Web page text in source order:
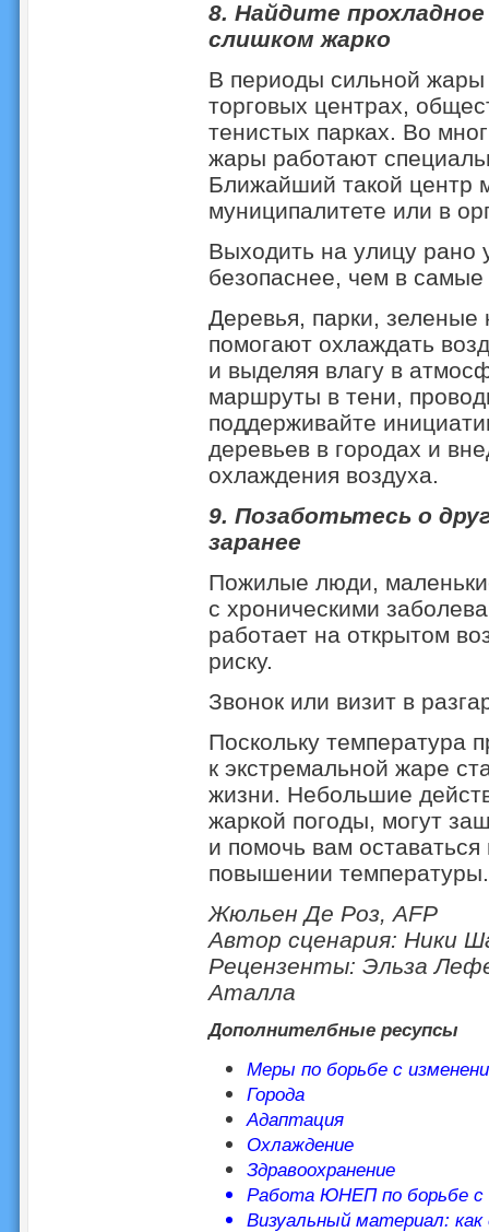
8. Найдите
слишком жарко
В периоды сильной жары
торговых центрах,
тенистых парках. Во
жары работают
Ближайший такой центр
муниципалитете или в
Выходить на улицу рано
безопаснее, чем в
Деревья, парки, зеленые
помогают охлаждать
и выделяя влагу в
маршруты в тени,
поддерживайте
деревьев в городах и
охлаждения воздуха.
9. Позаботьтесь о
заранее
Пожилые люди,
с хроническими
работает на открытом
риску.
Звонок или визит в
Поскольку температура
к экстремальной жаре
жизни. Небольшие
жаркой погоды, могут
и помочь вам
повышении температуры.
Жюльен Де Роз, AFP
Автор сценария: Ники
Рецензенты: Эльза
Аталла
Дополнителбные ресупсы
Меры по борьбе с
Города
Адаптация
Охлаждение
Здравоохранение
Работа ЮНЕП по борьбе с
Визуальный материал: